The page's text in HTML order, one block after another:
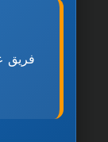
بواسطة
فريق